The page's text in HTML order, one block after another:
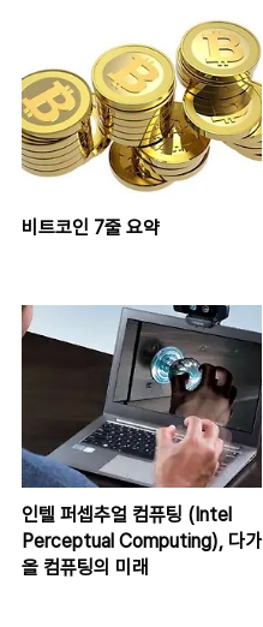
비트코인 7줄 요약
인텔 퍼셉추얼 컴퓨팅 (Intel
Perceptual Computing), 다가
올 컴퓨팅의 미래